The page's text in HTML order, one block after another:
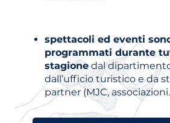
spettacoli ed eventi
programmati durante
stagionedal
dall’ufficio turistico e da
partner (MJC,